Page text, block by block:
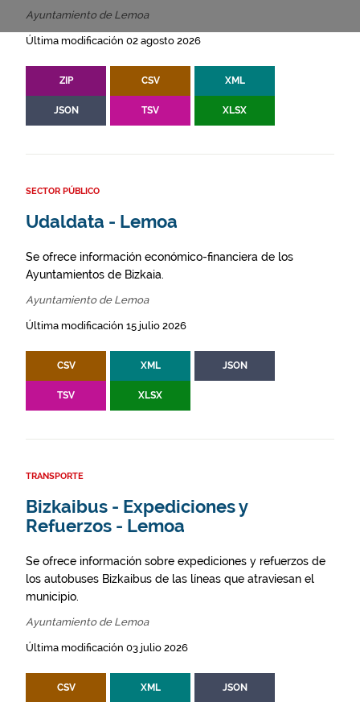
Ayuntamiento de Lemoa
Última modificación 02 agosto 2026
ZIP CSV XML
JSON TSV XLSX
SECTOR PÚBLICO
Udaldata - Lemoa
Se ofrece información económico-financiera de los
Ayuntamientos de Bizkaia.
Ayuntamiento de Lemoa
Última modificación 15 julio 2026
CSV XML JSON
TSV XLSX
TRANSPORTE
Bizkaibus - Expediciones y
Refuerzos - Lemoa
Se ofrece información sobre expediciones y refuerzos de
los autobuses Bizkaibus de las líneas que atraviesan el
municipio.
Ayuntamiento de Lemoa
Última modificación 03 julio 2026
CSV XML JSON